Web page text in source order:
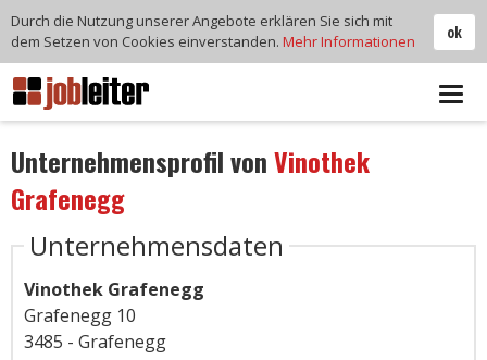
Unternehmensprofil vonVinothek
Grafenegg
Unternehmensdaten
Vinothek Grafenegg
Grafenegg 10
3485 - Grafenegg
ok
Durch die Nutzung unserer Angebote erklären Sie sich mit
dem Setzen von Cookies einverstanden. Mehr Informationen